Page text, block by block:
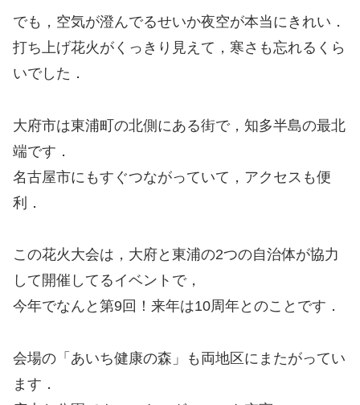
でも，空気が澄んでるせいか夜空が本当にきれい．
打ち上げ花火がくっきり見えて，寒さも忘れるくら
いでした．
大府市は東浦町の北側にある街で，知多半島の最北
端です．
名古屋市にもすぐつながっていて，アクセスも便
利．
この花火大会は，大府と東浦の2つの自治体が協力
して開催してるイベントで，
今年でなんと第9回！来年は10周年とのことです．
会場の「あいち健康の森」も両地区にまたがってい
ます．